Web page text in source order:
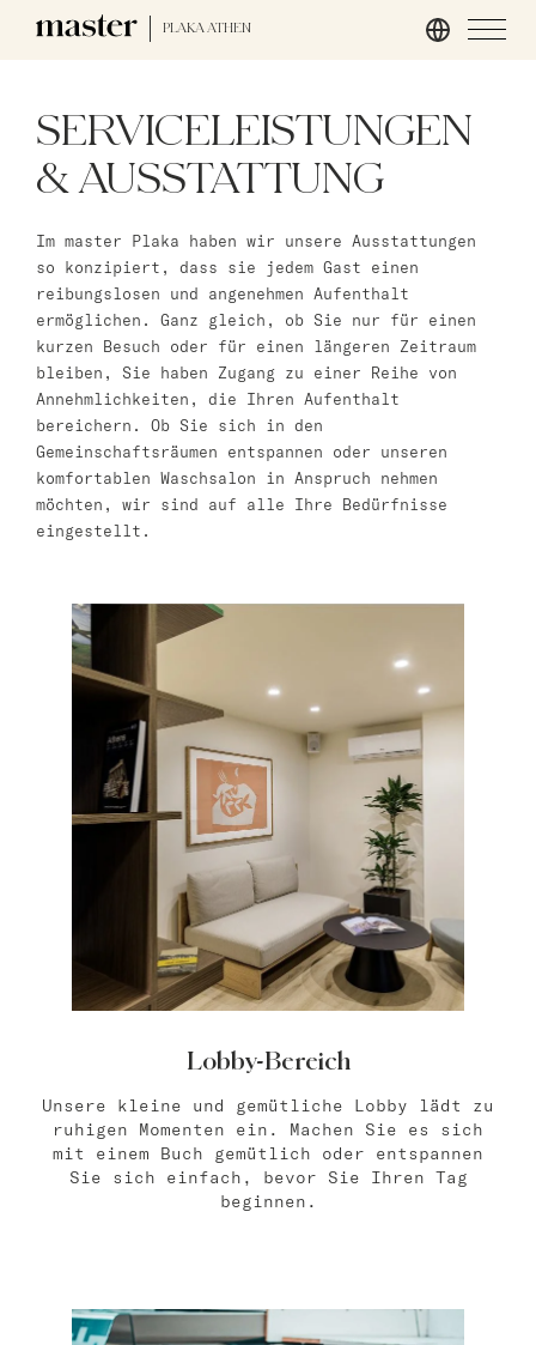
PLAKA ATHEN
master Altona
master Mirabell
master Linzergasse
London
master St. Paul’s
master Cannon
master Farringdon
Rom
Barcelona
master La Rambla
master Plaka
Neueröffnung
master Shenkin
Bat Jam
master Bat Yam
SERVICELEISTUNGEN
& AUSSTATTUNG
Im master Plaka haben wir unsere Ausstattungen
so konzipiert, dass sie jedem Gast einen
reibungslosen und angenehmen Aufenthalt
ermöglichen. Ganz gleich, ob Sie nur für einen
kurzen Besuch oder für einen längeren Zeitraum
bleiben, Sie haben Zugang zu einer Reihe von
Annehmlichkeiten, die Ihren Aufenthalt
bereichern. Ob Sie sich in den
Gemeinschaftsräumen entspannen oder unseren
komfortablen Waschsalon in Anspruch nehmen
möchten, wir sind auf alle Ihre Bedürfnisse
eingestellt.
Lobby-Bereich
Unsere kleine und gemütliche Lobby lädt zu
ruhigen Momenten ein. Machen Sie es sich
mit einem Buch gemütlich oder entspannen
Sie sich einfach, bevor Sie Ihren Tag
beginnen.